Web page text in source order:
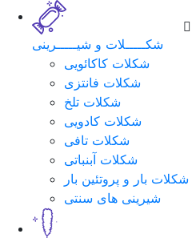
شکـــــلات و شیـــــرینی
شکلات کاکائویی
شکلات فانتزی
شکلات تلخ
شکلات کادویی
شکلات تافی
شکلات آبنباتی
شکلات بار و پروتئین بار
شیرینی های سنتی